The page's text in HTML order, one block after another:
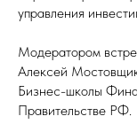
управления
Модератором
Алексей
Бизнес-школы
Правительстве РФ.